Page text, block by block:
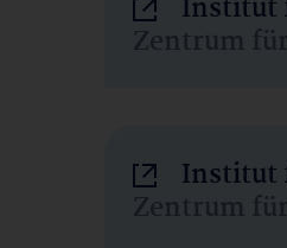
Institut
Zentrum
Institut
Zentrum